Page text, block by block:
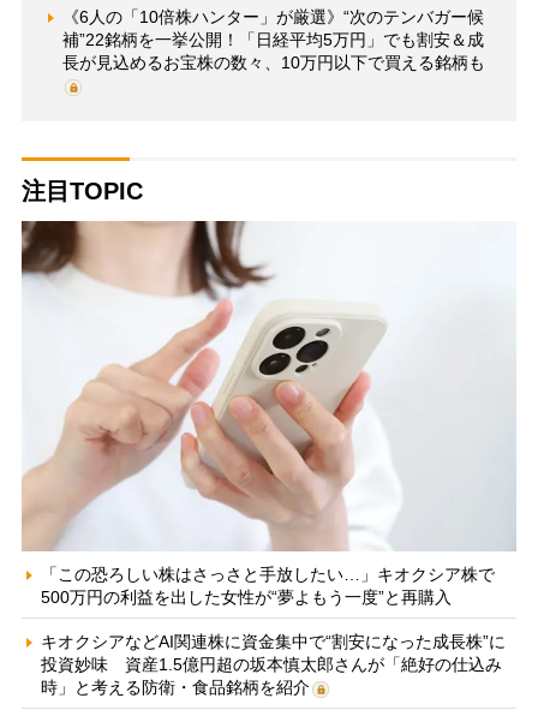
《6人の「10倍株ハンター」が厳選》“次のテンバガー候
補”22銘柄を一挙公開！「日経平均5万円」でも割安＆成
長が見込めるお宝株の数々、10万円以下で買える銘柄も
注目TOPIC
「この恐ろしい株はさっさと手放したい…」キオクシア株で
500万円の利益を出した女性が“夢よもう一度”と再購入
キオクシアなどAI関連株に資金集中で“割安になった成長株”に
投資妙味 資産1.5億円超の坂本慎太郎さんが「絶好の仕込み
時」と考える防衛・食品銘柄を紹介